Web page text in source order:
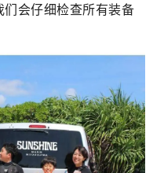
会仔细检查所有装备